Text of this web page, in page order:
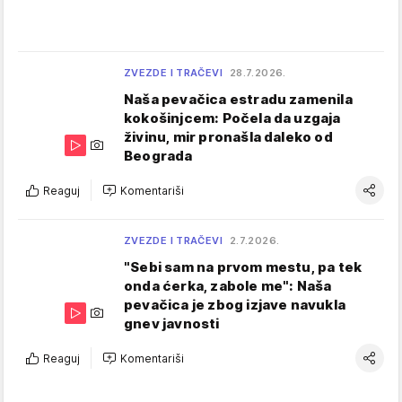
ZVEZDE I TRAČEVI 28.7.2026.
Naša pevačica estradu zamenila
kokošinjcem: Počela da uzgaja
živinu, mir pronašla daleko od
Beograda
Reaguj Komentariši
ZVEZDE I TRAČEVI 2.7.2026.
"Sebi sam na prvom mestu, pa tek
onda ćerka, zabole me": Naša
pevačica je zbog izjave navukla
gnev javnosti
Reaguj Komentariši